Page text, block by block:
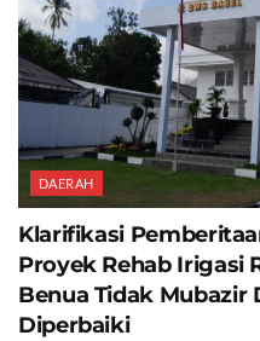
DAERAH
Klarifikasi
Proyek Rehab Irigasi
Benua Tidak Mubazir
Diperbaiki